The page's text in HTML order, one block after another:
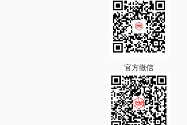
官方微信